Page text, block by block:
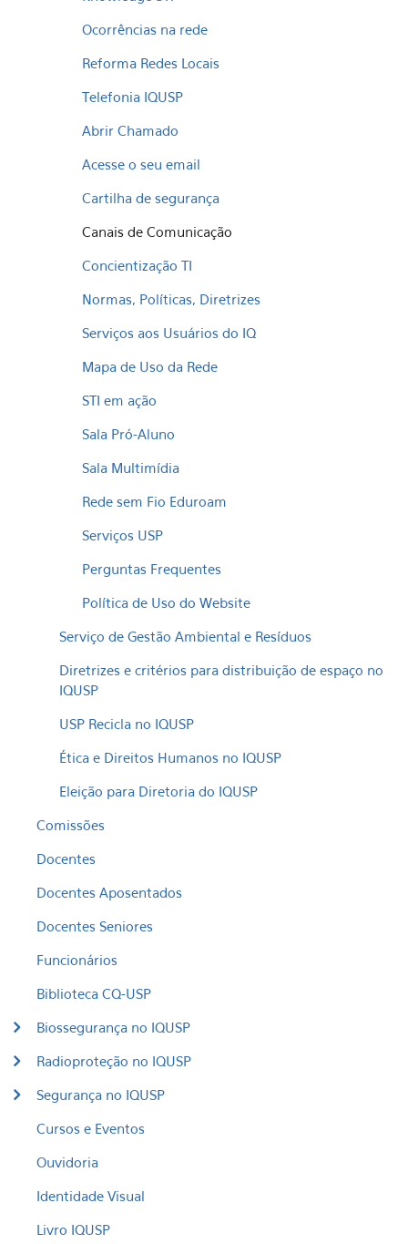
Ocorrências na rede
Reforma Redes Locais
Telefonia IQUSP
Abrir Chamado
Acesse o seu email
Cartilha de segurança
Canais de Comunicação
Concientização TI
Normas, Políticas, Diretrizes
Serviços aos Usuários do IQ
Mapa de Uso da Rede
STI em ação
Sala Pró-Aluno
Sala Multimídia
Rede sem Fio Eduroam
Serviços USP
Perguntas Frequentes
Política de Uso do Website
Serviço de Gestão Ambiental e Resíduos
Diretrizes e critérios para distribuição de espaço no
IQUSP
USP Recicla no IQUSP
Ética e Direitos Humanos no IQUSP
Eleição para Diretoria do IQUSP
Comissões
Docentes
Docentes Aposentados
Docentes Seniores
Funcionários
Biblioteca CQ-USP
Biossegurança no IQUSP
Radioproteção no IQUSP
Segurança no IQUSP
Cursos e Eventos
Ouvidoria
Identidade Visual
Livro IQUSP